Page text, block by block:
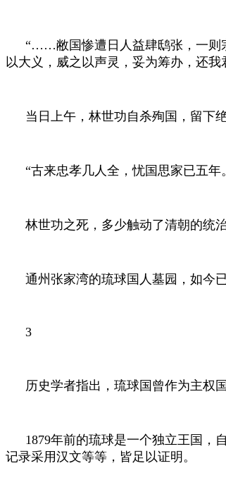
“……敝国惨遭日人益肆鸱张，一则
以大义，威之以声灵，妥为筹办，还
当日上午，林世功自杀殉国，留下
“古来忠孝几人全，忧国思家已五
林世功之死，多少触动了清朝的统
通州张家湾的琉球国人墓园，如今
3
历史学者指出，琉球国曾作为主权
1879年前的琉球是一个独立王国，
记录采用汉文等等，皆足以证明。